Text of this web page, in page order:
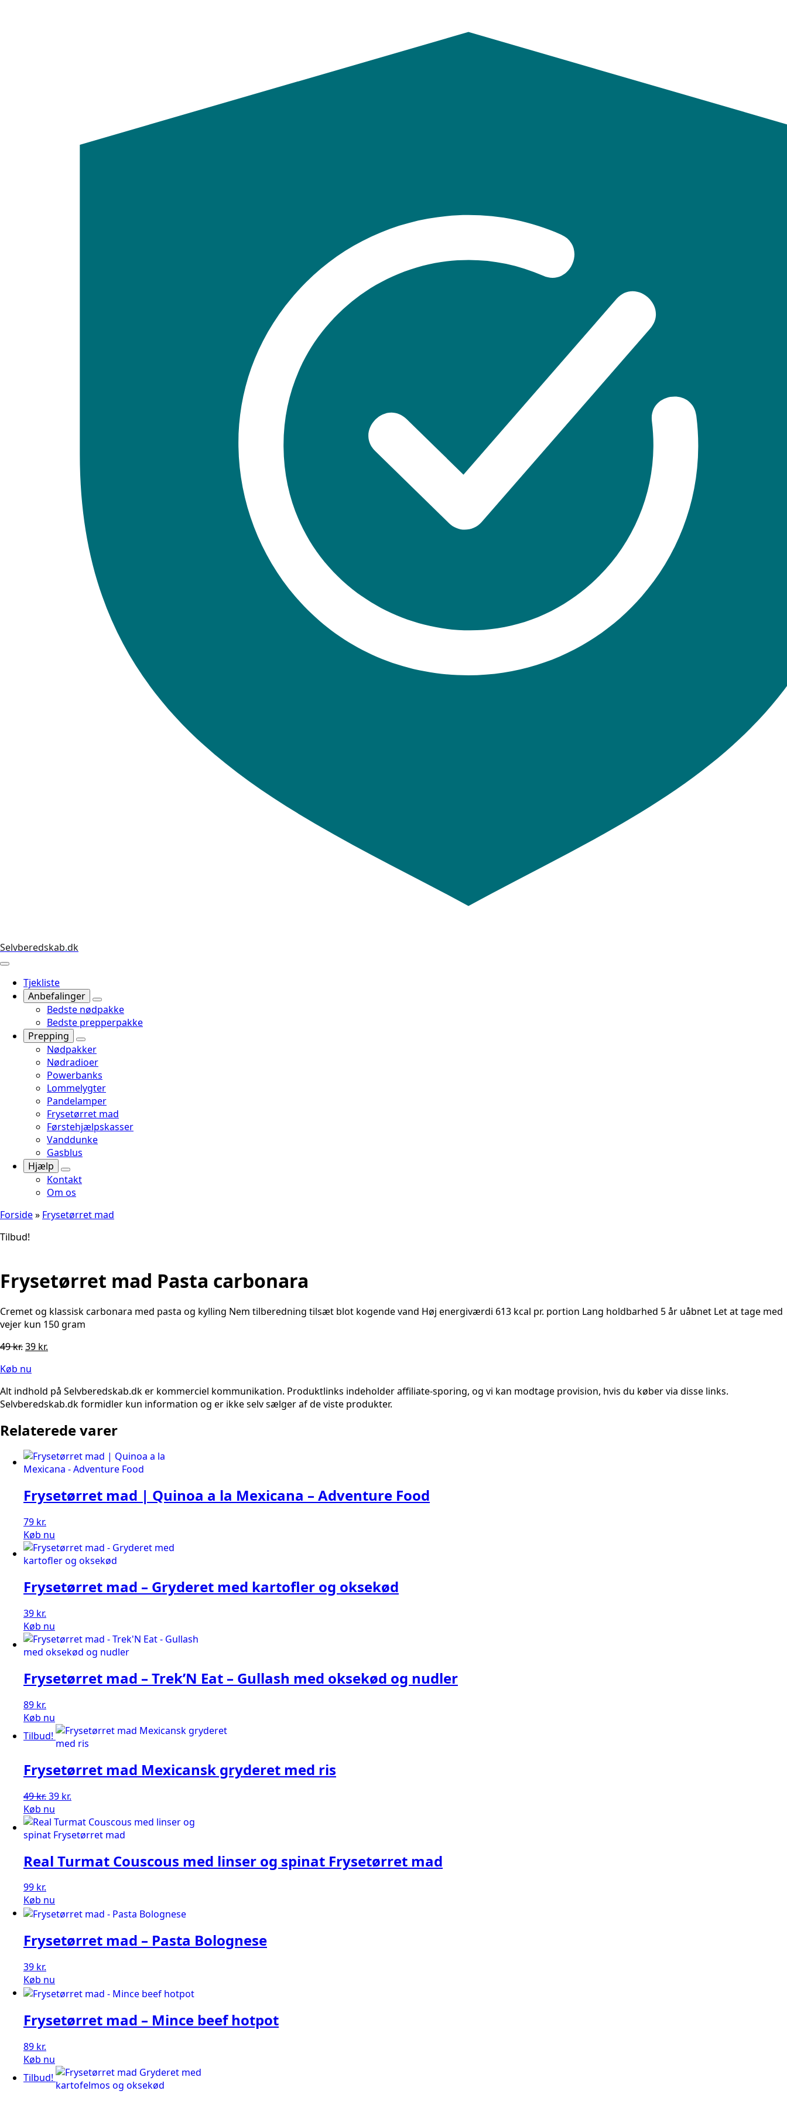
Selvberedskab.dk
Tjekliste
Anbefalinger
Bedste nødpakke
Bedste prepperpakke
Prepping
Nødpakker
Nødradioer
Powerbanks
Lommelygter
Pandelamper
Frysetørret mad
Førstehjælpskasser
Vanddunke
Gasblus
Hjælp
Kontakt
Om os
Forside» Frysetørret mad
Tilbud!
Frysetørret mad Pasta carbonara
Cremet og klassisk carbonara med pasta og kylling Nem tilberedning tilsæt blot kogende vand Høj energiværdi 613 kcal pr. portion Lang holdbarhed 5 år uåbnet Let at tage med
vejer kun 150 gram
49kr.Den
pris
var:
49 kr..
39 kr.
er:
39 kr..
Køb nu
Alt indhold på Selvberedskab.dk er kommerciel kommunikation. Produktlinks indeholder affiliate-sporing, og vi kan modtage provision, hvis du køber via disse links.
Selvberedskab.dk formidler kun information og er ikke selv sælger af de viste produkter.
Relaterede varer
Frysetørret mad | Quinoa a la Mexicana – Adventure Food
79 kr.
Køb nu
Frysetørret mad – Gryderet med kartofler og oksekød
39 kr.
Køb nu
Frysetørret mad – Trek’N Eat – Gullash med oksekød og nudler
89 kr.
Køb nu
Tilbud!
Frysetørret mad Mexicansk gryderet med ris
49kr.Den
oprindelige
pris
var:
39 kr.
pris
er:
Køb nu
Real Turmat Couscous med linser og spinat Frysetørret mad
99 kr.
Køb nu
Frysetørret mad – Pasta Bolognese
39 kr.
Køb nu
Frysetørret mad – Mince beef hotpot
89 kr.
Køb nu
Tilbud!